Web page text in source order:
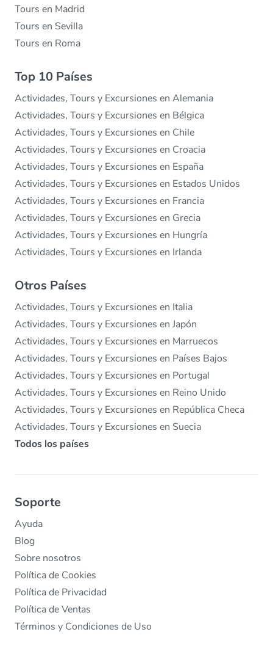
Tours en Madrid
Tours en Sevilla
Tours en Roma
Top 10 Países
Actividades, Tours y Excursiones en Alemania
Actividades, Tours y Excursiones en Bélgica
Actividades, Tours y Excursiones en Chile
Actividades, Tours y Excursiones en Croacia
Actividades, Tours y Excursiones en España
Actividades, Tours y Excursiones en Estados Unidos
Actividades, Tours y Excursiones en Francia
Actividades, Tours y Excursiones en Grecia
Actividades, Tours y Excursiones en Hungría
Actividades, Tours y Excursiones en Irlanda
Otros Países
Actividades, Tours y Excursiones en Italia
Actividades, Tours y Excursiones en Japón
Actividades, Tours y Excursiones en Marruecos
Actividades, Tours y Excursiones en Países Bajos
Actividades, Tours y Excursiones en Portugal
Actividades, Tours y Excursiones en Reino Unido
Actividades, Tours y Excursiones en República Checa
Actividades, Tours y Excursiones en Suecia
Todos los países
Soporte
Ayuda
Blog
Sobre nosotros
Política de Cookies
Política de Privacidad
Política de Ventas
Términos y Condiciones de Uso